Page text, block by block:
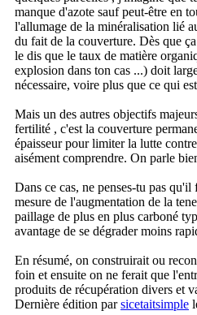
manque d'azote sauf peut-être en
l'allumage de la minéralisation lié
du fait de la couverture. Dès que
le dis que le taux de matière
explosion dans ton cas ...) doit
nécessaire, voire plus que ce qui
Mais un des autres objectifs
fertilité , c'est la couverture
épaisseur pour limiter la lutte
aisément comprendre. On parle
Dans ce cas, ne penses-tu pas
mesure de l'augmentation de la
paillage de plus en plus carboné
avantage de se dégrader moins
En résumé, on construirait ou
foin et ensuite on ne ferait que
produits de récupération divers et
Dernière édition parsicetaitsimple